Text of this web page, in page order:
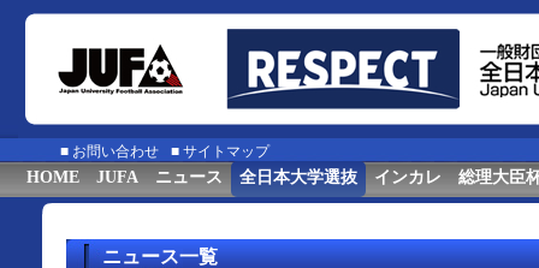
■ お問い合わせ ■ サイトマップ
HOME JUFA ニュース 全日本大学選抜 インカレ 総理大臣
ニュース一覧